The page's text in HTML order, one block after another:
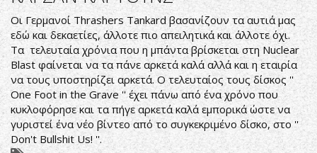
EINTRACHT
FRANKFURT
ΝΑ
ΚΕΡΔΑΝΕ...ΚΑΙ
ΟΙ
ΑΛΛΟΙ
ΝΑ
ΠΑΝ
ΝΑ
BEERΟΘΟΥΝΕ
Οι Γερμανοί Thrashers Tankard βασανίζουν τα αυτιά μας
εδώ και δεκαετίες, άλλοτε πιο απειλητικά και άλλοτε όχι.
Τα τελευταία χρόνια που η μπάντα βρίσκεται στη Nuclear
Blast φαίνεται να τα πάνε αρκετά καλά αλλά και η εταιρία
να τους υποστηρίζει αρκετά. Ο τελευταίος τους δίσκος ''
One Foot in the Grave '' έχει πάνω από ένα χρόνο που
κυκλοφόρησε και τα πήγε αρκετά καλά εμπορικά ώστε να
γυριστεί ένα νέο βίντεο από το συγκεκριμένο δίσκο, στο ''
Don't Bullshit Us! ''.